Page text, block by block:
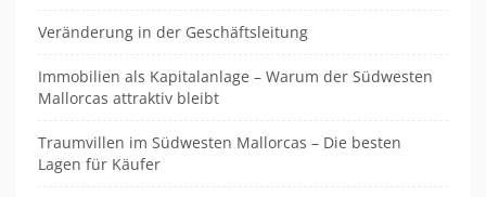
Veränderung in der Geschäftsleitung
Immobilien als Kapitalanlage – Warum der Südwesten
Mallorcas attraktiv bleibt
Traumvillen im Südwesten Mallorcas – Die besten
Lagen für Käufer